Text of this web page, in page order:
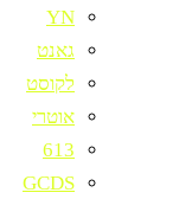
YN
גאנט
לקוסט
אוטרי
613
GCDS